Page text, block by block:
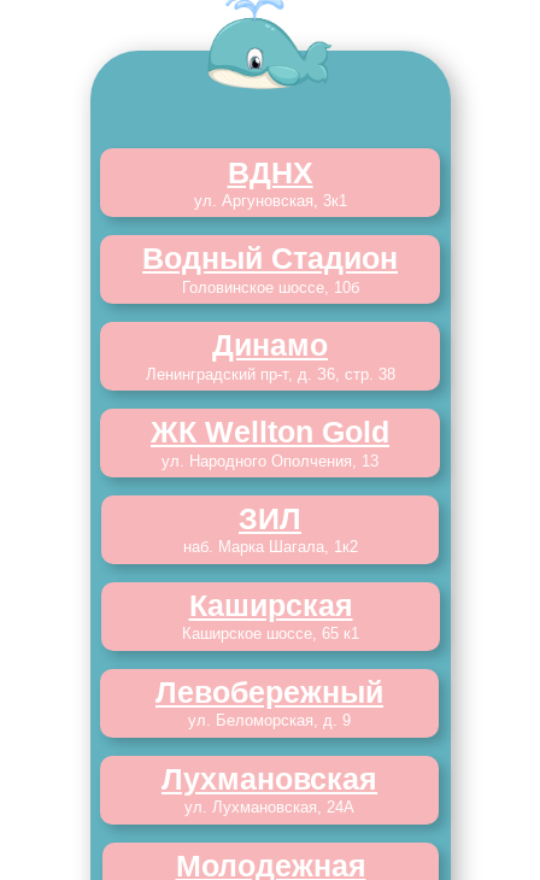
Водный Стадион
Головинское шоссе, 10б
ВДНХ
ул. Аргуновская, 3к1
Каширская
Каширское шоссе, 65 к1
Левобережный
ул. Беломорская, д. 9
Лухмановская
ул. Лухмановская, 24А
Молодежная
ЗИЛ
наб. Марка Шагала, 1к2
Динамо
Ленинградский пр-т, д. З6, стр. 38
ЖК Wellton Gold
ул. Народного Ополчения, 13